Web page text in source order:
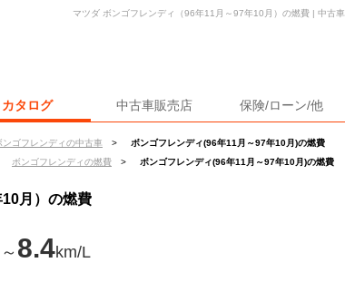
カタログ 中古車販売店 保険/ローン/他
ンゴフレンディの中古車 >
ボンゴフレンディ(96年11月～97年10月)の燃費
ボンゴフレンディの燃費 > ボンゴフレンディ(96年11月～97年10月)の燃費
マツダ ボンゴフレンディ（96年11月～97年10月）の燃費 | 中古
月）の燃費
～ 8.4km/L